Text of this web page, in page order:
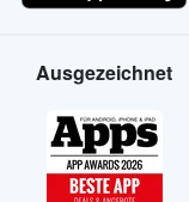
Ausgezeichnet